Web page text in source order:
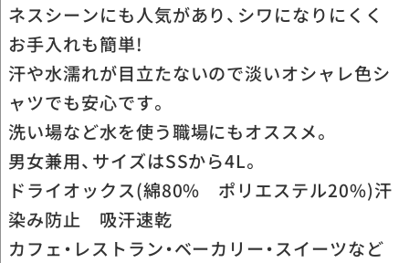
ネスシーンにも人気があり、シワになりにくく
お手入れも簡単!
汗や水濡れが目立たないので淡いオシャレ色シ
ャツでも安心です。
洗い場など水を使う職場にもオススメ。
男女兼用、サイズはSSから4L。
ドライオックス(綿80% ポリエステル20%)汗
染み防止 吸汗速乾
カフェ・レストラン・ベーカリー・スイーツなど